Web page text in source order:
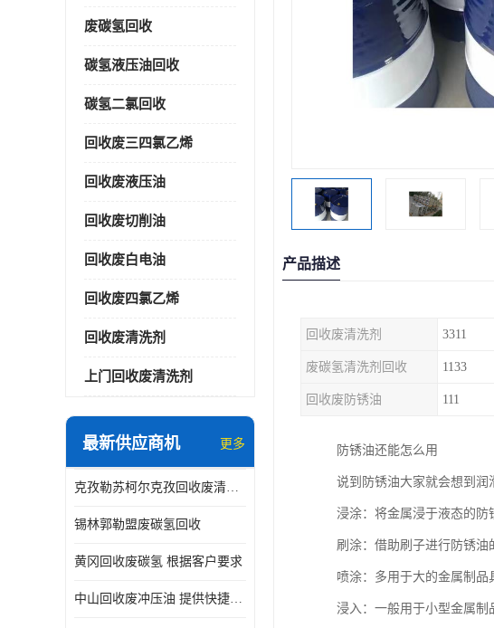
废碳氢回收
碳氢液压油回收
碳氢二氯回收
回收废三四氯乙烯
回收废液压油
回收废切削油
回收废白电油
回收废四氯乙烯
回收废清洗剂
上门回收废清洗剂
最新供应商机 更多
克孜勒苏柯尔克孜回收废清洗剂
锡林郭勒盟废碳氢回收
黄冈回收废碳氢 根据客户要求
中山回收废冲压油 提供快捷上门处理
产品描述
回收废清洗剂 3311
废碳氢清洗剂回收 1133
回收废防锈油 111
防锈油还能怎么用
说到防锈油大家就会想到润
浸涂：将金属浸于液态的防
刷涂：借助刷子进行防锈油
喷涂：多用于大的金属制品
浸入：一般用于小型金属制